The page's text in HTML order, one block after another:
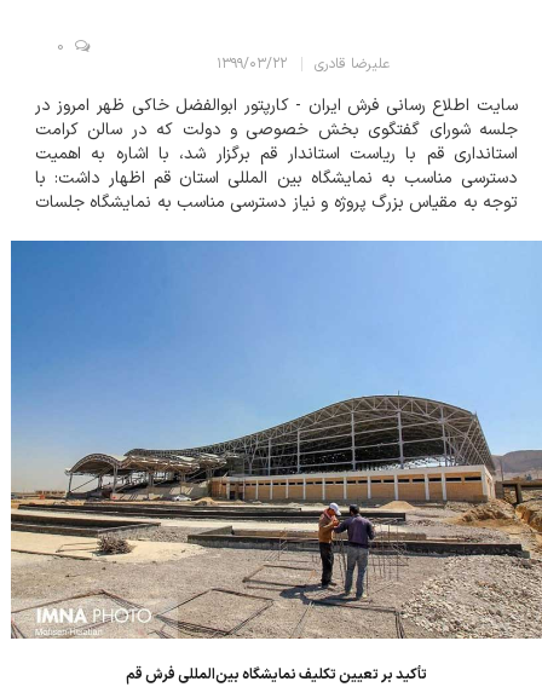
علیرضا قادری ۱۳۹۹/۰۳/۲۲
0
سایت اطلاع رسانی فرش ایران - کارپتور ابوالفضل خاکی ظهر امروز در
جلسه شورای گفتگوی بخش خصوصی و دولت که در سالن کرامت
استانداری قم با ریاست استاندار قم برگزار شد، با اشاره به اهمیت
دسترسی مناسب به نمایشگاه بین المللی استان قم اظهار داشت: با
توجه به مقیاس بزرگ پروژه و نیاز دسترسی مناسب به نمایشگاه جلسات
تأکید بر تعیین تکلیف نمایشگاه بین‌المللی فرش قم